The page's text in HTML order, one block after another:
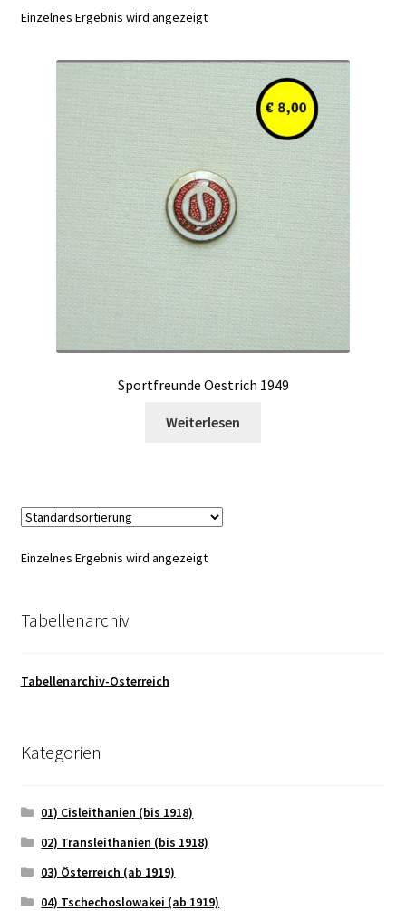
Einzelnes Ergebnis wird angezeigt
Sportfreunde Oestrich 1949
Weiterlesen
Einzelnes Ergebnis wird angezeigt
Tabellenarchiv
Tabellenarchiv-Österreich
Kategorien
01) Cisleithanien (bis 1918)
02) Transleithanien (bis 1918)
03) Österreich (ab 1919)
04) Tschechoslowakei (ab 1919)